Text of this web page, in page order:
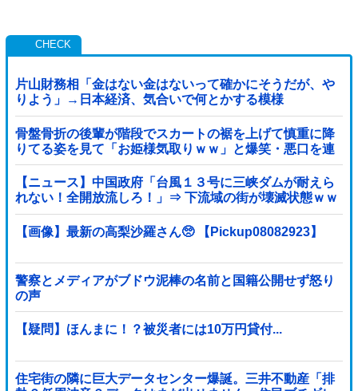
片山財務相「金はない金はないって確かにそうだが、や
りよう」→日本経済、気合いで何とかする模様
骨盤骨折の後輩が階段でスカートの裾を上げて慎重に降
りてる姿を見て「お姫様気取りｗｗ」と爆笑・悪口を連
発する社内彼女！事故背景を知りながらマウントと嫉妬
で嘲笑する性根の汚さに一気に冷めた・・・
【ニュース】中国政府「台風１３号に三峡ダムが耐えら
れない！全開放流しろ！」⇒ 下流域の街が壊滅状態ｗｗ
ｗｗｗ
【画像】最新の高梨沙羅さん🥺 【Pickup08082923】
警察とメディアがブドウ泥棒の名前と国籍公開せず怒り
の声
【疑問】ほんまに！？被災者には10万円貸付...
住宅街の隣に巨大データセンター爆誕。三井不動産「排